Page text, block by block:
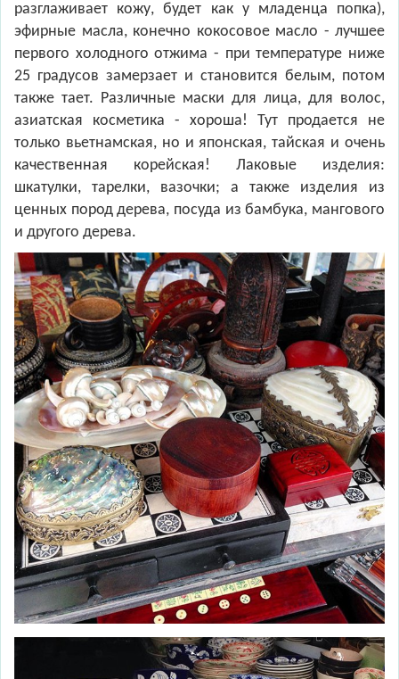
разглаживает кожу, будет как у младенца попка),
эфирные масла, конечно кокосовое масло - лучшее
первого холодного отжима - при температуре ниже
25 градусов замерзает и становится белым, потом
также тает. Различные маски для лица, для волос,
азиатская косметика - хороша! Тут продается не
только вьетнамская, но и японская, тайская и очень
качественная корейская! Лаковые изделия:
шкатулки, тарелки, вазочки; а также изделия из
ценных пород дерева, посуда из бамбука, мангового
и другого дерева.